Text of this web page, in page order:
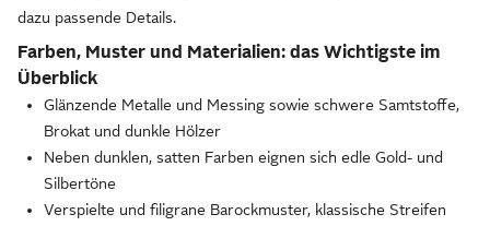
dazu passende Details.
Farben, Muster und Materialien: das Wichtigste im
Überblick
Glänzende Metalle und Messing sowie schwere Samtstoffe,
Brokat und dunkle Hölzer
Neben dunklen, satten Farben eignen sich edle Gold- und
Silbertöne
Verspielte und filigrane Barockmuster, klassische Streifen